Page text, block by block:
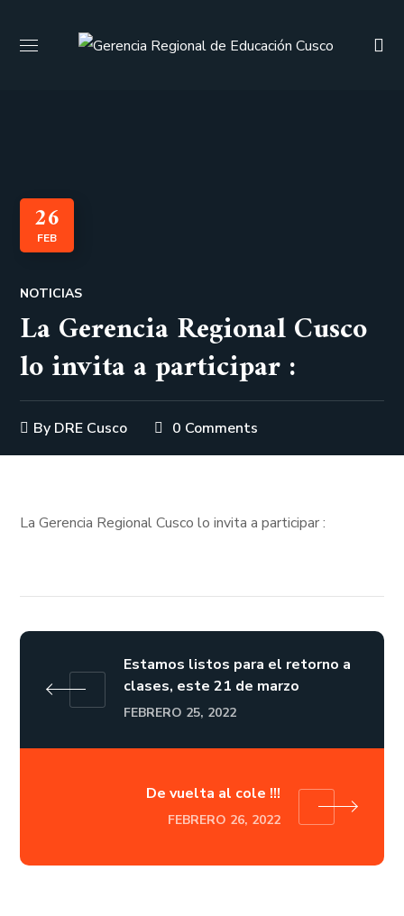
26
FEB
NOTICIAS
La Gerencia Regional Cusco
lo invita a participar :
By DRE Cusco 0 Comments
La Gerencia Regional Cusco lo invita a participar :
Estamos listos para el retorno a
clases, este 21 de marzo
FEBRERO 25, 2022
De vuelta al cole !!!
FEBRERO 26, 2022